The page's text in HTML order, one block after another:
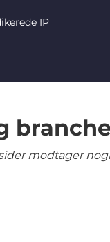
IP
modtager